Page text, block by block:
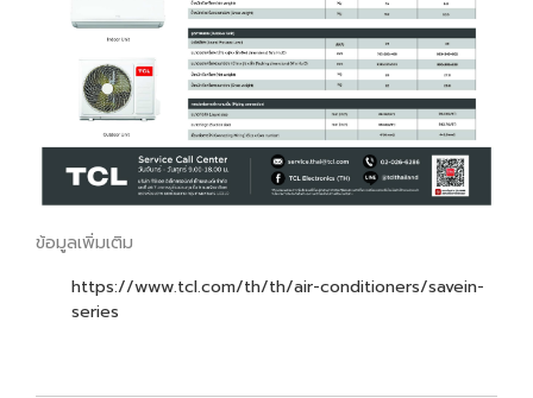
ข้อมูลเพิ่มเติม
https://www.tcl.com/th/th/air-conditioners/savein-
series